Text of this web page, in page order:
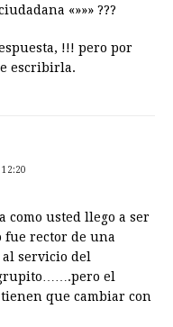
«»»» ???
!!! pero por
escribirla.
12:20
como usted llego a ser
fue rector de una
servicio del
el
que cambiar con